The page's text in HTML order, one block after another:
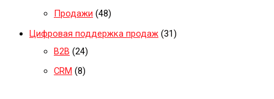
Продажи (48)
Цифровая поддержка продаж (31)
B2B (24)
CRM (8)